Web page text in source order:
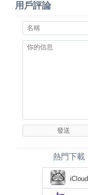
用戶評論
熱門下載
iCloud